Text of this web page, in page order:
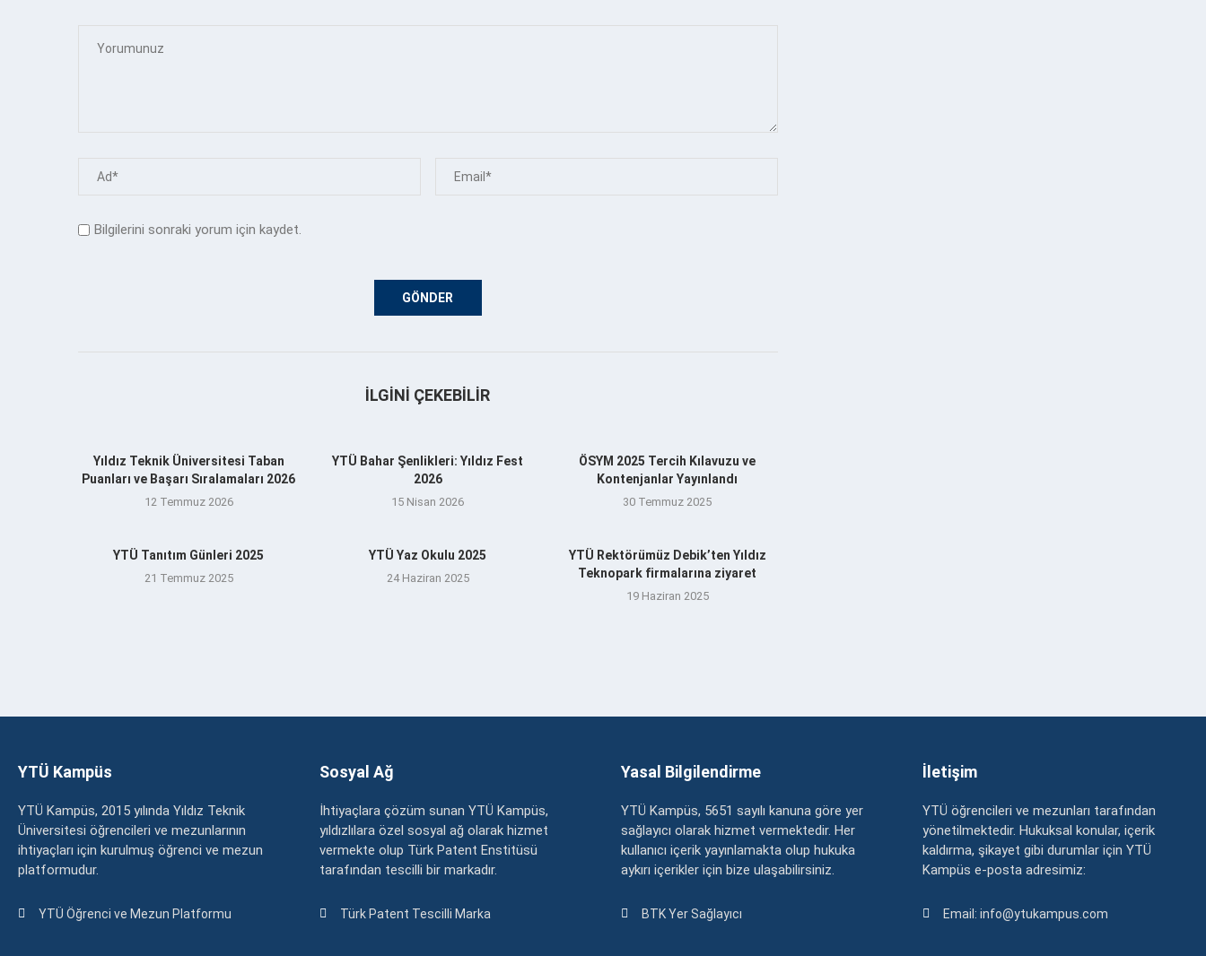
Bilgilerini sonraki yorum için kaydet.
İLGINI ÇEKEBILIR
Yıldız Teknik Üniversitesi Taban
Puanları ve Başarı Sıralamaları 2026
12 Temmuz 2026
YTÜ Bahar Şenlikleri: Yıldız Fest
2026
15 Nisan 2026
ÖSYM 2025 Tercih Kılavuzu ve
Kontenjanlar Yayınlandı
30 Temmuz 2025
YTÜ Tanıtım Günleri 2025
21 Temmuz 2025
YTÜ Yaz Okulu 2025
24 Haziran 2025
YTÜ Rektörümüz Debik’ten Yıldız
Teknopark firmalarına ziyaret
19 Haziran 2025
YTÜ Kampüs
YTÜ Kampüs, 2015 yılında Yıldız Teknik
Üniversitesi öğrencileri ve mezunlarının
ihtiyaçları için kurulmuş öğrenci ve mezun
platformudur.
YTÜ Öğrenci ve Mezun Platformu
Sosyal Ağ
İhtiyaçlara çözüm sunan YTÜ Kampüs,
yıldızlılara özel sosyal ağ olarak hizmet
vermekte olup Türk Patent Enstitüsü
tarafından tescilli bir markadır.
Türk Patent Tescilli Marka
Yasal Bilgilendirme
YTÜ Kampüs, 5651 sayılı kanuna göre yer
sağlayıcı olarak hizmet vermektedir. Her
kullanıcı içerik yayınlamakta olup hukuka
aykırı içerikler için bize ulaşabilirsiniz.
BTK Yer Sağlayıcı
İletişim
YTÜ öğrencileri ve mezunları tarafından
yönetilmektedir. Hukuksal konular, içerik
kaldırma, şikayet gibi durumlar için YTÜ
Kampüs e-posta adresimiz:
Email: info@ytukampus.com